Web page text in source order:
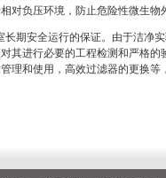
对负压环境，防止危险性微生物
安全运行的保证。由于洁净
其进行必要的工程检测和严格
理和使用，高效过滤器的更换